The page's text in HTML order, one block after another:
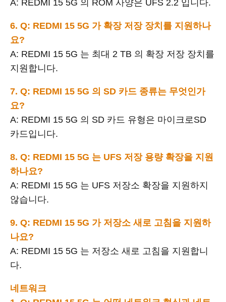
A: REDMI 15 5G 의 ROM 사양은 UFS 2.2 입니다.
6. Q: REDMI 15 5G 가 확장 저장 장치를 지원하나
요?
A: REDMI 15 5G 는 최대 2 TB 의 확장 저장 장치를
지원합니다.
7. Q: REDMI 15 5G 의 SD 카드 종류는 무엇인가
요?
A: REDMI 15 5G 의 SD 카드 유형은 마이크로SD
카드입니다.
8. Q: REDMI 15 5G 는 UFS 저장 용량 확장을 지원
하나요?
A: REDMI 15 5G 는 UFS 저장소 확장을 지원하지
않습니다.
9. Q: REDMI 15 5G 가 저장소 새로 고침을 지원하
나요?
A: REDMI 15 5G 는 저장소 새로 고침을 지원합니
다.
네트워크